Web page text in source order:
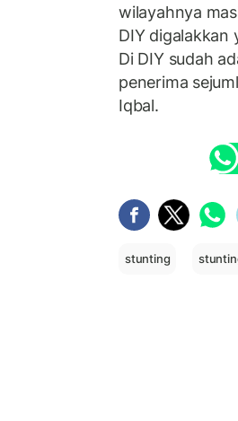
wilayahnya
DIY digalakkan
Di DIY sudah
penerima
Iqbal.
stunting